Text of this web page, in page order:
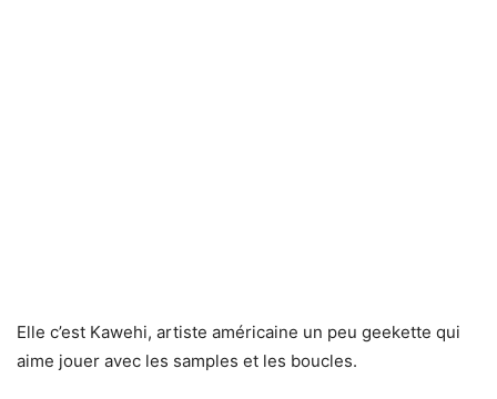
Elle c’est Kawehi, artiste américaine un peu geekette qui
aime jouer avec les samples et les boucles.